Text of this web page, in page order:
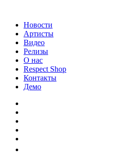
Новости
Артисты
Видео
Релизы
О нас
Respect Shop
Контакты
Демо